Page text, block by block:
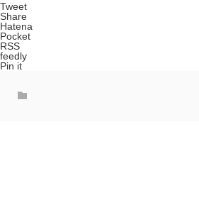
Tweet
Share
Hatena
Pocket
RSS
feedly
Pin it